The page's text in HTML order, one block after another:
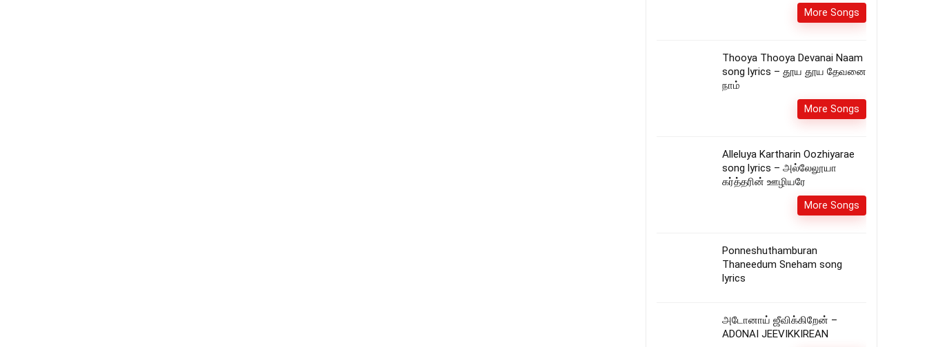
More Songs
Thooya Thooya Devanai Naam
song lyrics – தூய தூய தேவனை
நாம்
More Songs
Alleluya Kartharin Oozhiyarae
song lyrics – அல்லேலூயா
கர்த்தரின் ஊழியரே
More Songs
Ponneshuthamburan
Thaneedum Sneham song
lyrics
அடோனாய் ஜீவிக்கிறேன் –
ADONAI JEEVIKKIREAN